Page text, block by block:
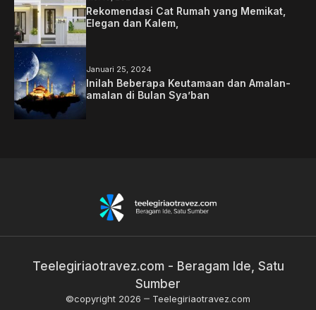
Rekomendasi Cat Rumah yang Memikat,
Elegan dan Kalem,
Januari 25, 2024
Inilah Beberapa Keutamaan dan Amalan-
amalan di Bulan Sya’ban
Teelegiriaotravez.com - Beragam Ide, Satu
Sumber
©copyright 2026 Teelegiriaotravez.com